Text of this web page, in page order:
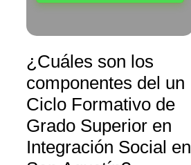
¿Cuáles son los
componentes del un
Ciclo Formativo de
Grado Superior en
Integración Social en